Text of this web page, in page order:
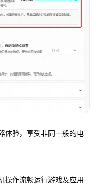
体验，享受非同一般的电
操作流畅运行游戏及应用